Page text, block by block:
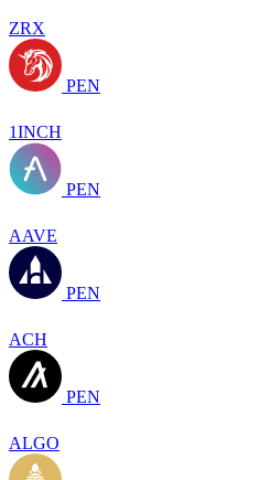
ZRX
PEN
1INCH
PEN
AAVE
PEN
ACH
PEN
ALGO